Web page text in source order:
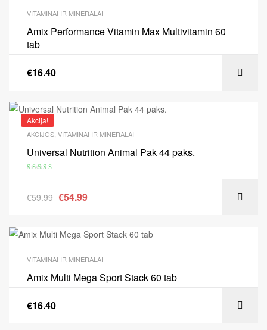
VITAMINAI IR MINERALAI
Amix Performance Vitamin Max Multivitamin 60
tab
€16.40
Akcija!
AKCIJOS, VITAMINAI IR MINERALAI
Universal Nutrition Animal Pak 44 paks.
€59.99 €54.99
VITAMINAI IR MINERALAI
Amix Multi Mega Sport Stack 60 tab
€16.40